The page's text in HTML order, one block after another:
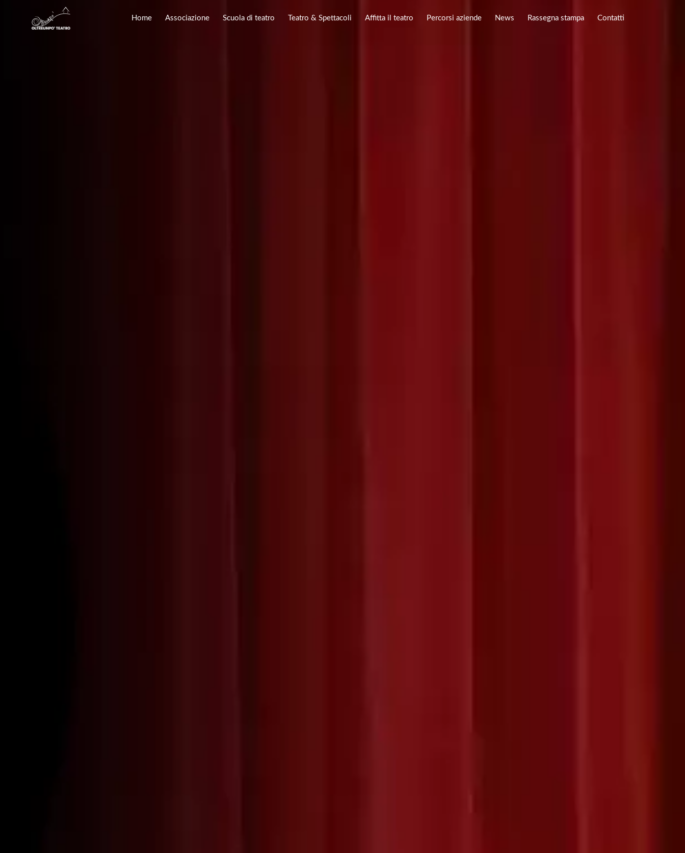
Home Associazione Scuola di teatro Teatro & Spettacoli Affitta il teatro Percorsi aziende News Rassegna stampa Contatti